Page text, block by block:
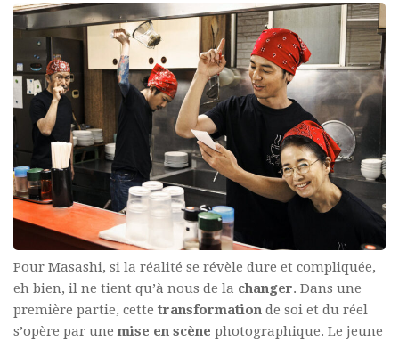
Pour Masashi, si la réalité se révèle dure et compliquée,
eh bien, il ne tient qu’à nous de la changer. Dans une
première partie, cette transformation de soi et du réel
s’opère par unemise en scène photographique. Le jeune